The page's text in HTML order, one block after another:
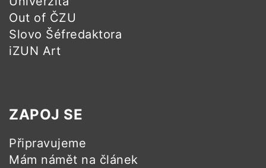
Out of ČZU
Slovo Šéfredaktora
iZUN Art
ZAPOJ SE
Připravujeme
Mám námět na článek